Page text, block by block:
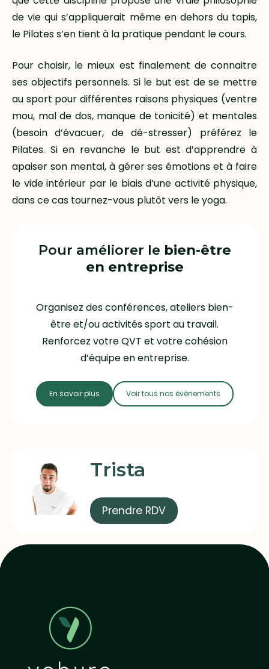
de vie qui s’appliquerait même en dehors du tapis,
le Pilates s’en tient à la pratique pendant le cours.
Pour choisir, le mieux est finalement de connaitre
ses objectifs personnels. Si le but est de se mettre
au sport pour différentes raisons physiques (ventre
mou, mal de dos, manque de tonicité) et mentales
(besoin d’évacuer, de dé-stresser) préférez le
Pilates. Si en revanche le but est d’apprendre à
apaiser son mental, à gérer ses émotions et à faire
le vide intérieur par le biais d’une activité physique,
dans ce cas tournez-vous plutôt vers le yoga.
Pour améliorer le bien-être
en entreprise
Organisez des conférences, ateliers bien-
être et/ou activités sport au travail.
Renforcez votre QVT et votre cohésion
d’équipe en entreprise.
En savoir plus Voir tous nos évènements
Trista
Prendre RDV